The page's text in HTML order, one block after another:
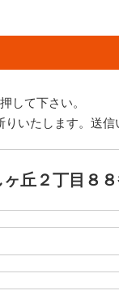
して下さい。
いたします。送信
ヶ丘２丁目８